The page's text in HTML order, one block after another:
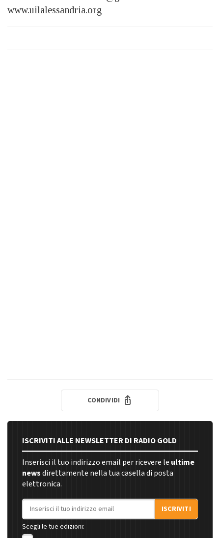
www.uilalessandria.org
CONDIVIDI
ISCRIVITI ALLE NEWSLETTER DI RADIO GOLD
Inserisci il tuo indirizzo email per ricevere le ultime
newsdirettamente nella tua casella di posta
elettronica.
Indirizzo email
ISCRIVITI
Scegli le tue edizioni: